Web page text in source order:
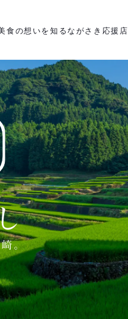
食の想いを知る ながさき応援店